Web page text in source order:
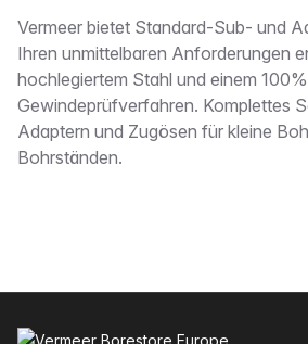
Beschreibung
Vermeer bietet Standard-Sub- und
Ihren unmittelbaren Anforderungen
hochlegiertem Stahl und einem
Gewindeprüfverfahren. Komplettes
Adaptern und Zugösen für kleine
Bohrständen.